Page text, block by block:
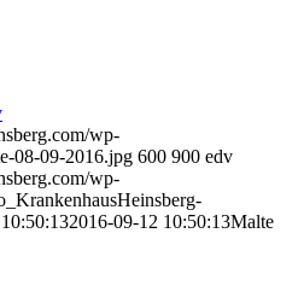
wp-
08-09-2016.jpg 600 900 edv
wp-
2016-09-12 10:50:13Malte